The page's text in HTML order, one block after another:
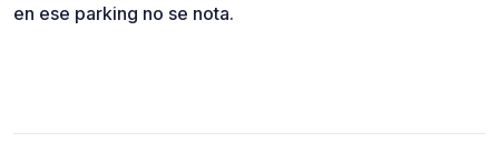
en ese parking no se nota.